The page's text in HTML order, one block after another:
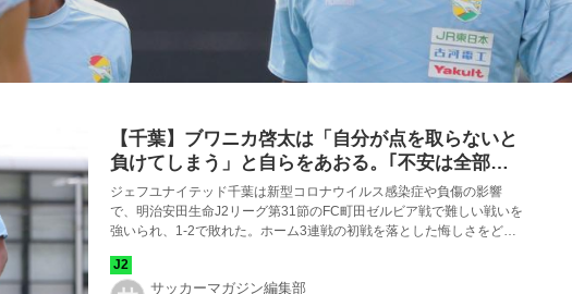
【千葉】ブワニカ啓太は「自分が点を取らないと
負けてしまう」と自らをあおる。｢不安は全部捨
てて新しい気持ちで｣
ジェフユナイテッド千葉は新型コロナウイルス感染症や負傷の影響
で、明治安田生命J2リーグ第31節のFC町田ゼルビア戦で難しい戦いを
強いられ、1-2で敗れた。ホーム3連戦の初戦を落とした悔しさをどう
ら負けたと、自分に強烈なプレッシャーをかけている。
サッカーマガジン編集部